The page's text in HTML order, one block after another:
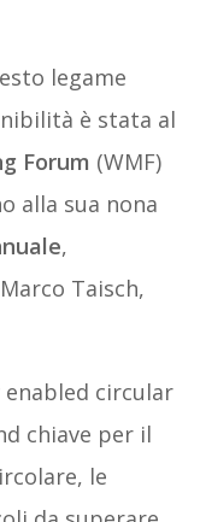
legame
è stata al
Forum (WMF)
alla sua nona
,
Taisch,
circular
chiave per il
le